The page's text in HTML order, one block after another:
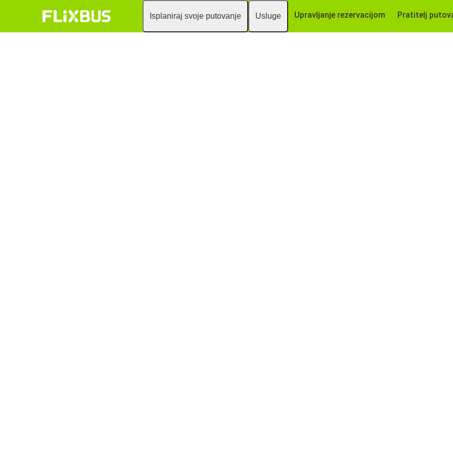
Isplaniraj svoje putovanje Usluge Upravljanje rezervacijom Pratitelj